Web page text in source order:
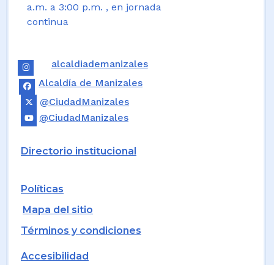
a.m. a 3:00 p.m. , en jornada
continua
alcaldiademanizales
Alcaldía de Manizales
@CiudadManizales
@CiudadManizales
Directorio institucional
Políticas
Mapa del sitio
Términos y condiciones
Accesibilidad